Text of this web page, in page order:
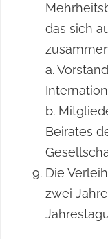
das sich
a.
b.
Beirates
Die
zwei